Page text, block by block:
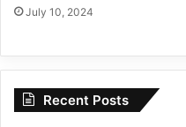
July 10, 2024
Recent Posts